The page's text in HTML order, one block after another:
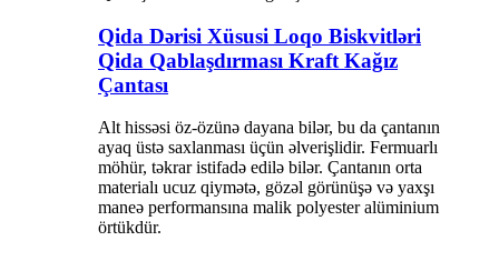
Qida Dərisi Xüsusi Loqo Biskvitləri
Qida Qablaşdırması Kraft Kağız
Çantası
Alt hissəsi öz-özünə dayana bilər, bu da çantanın
ayaq üstə saxlanması üçün əlverişlidir. Fermuarlı
möhür, təkrar istifadə edilə bilər. Çantanın orta
materialı ucuz qiymətə, gözəl görünüşə və yaxşı
maneə performansına malik polyester alüminium
örtükdür.